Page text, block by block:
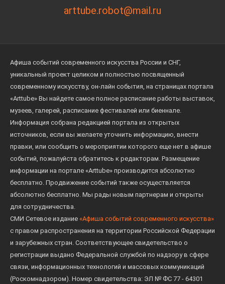
arttube.robot@mail.ru
Афиша событий современного искусства России и СНГ,
уникальный проект целиком и полностью посвященный
современному искусству, он-лайн события, на страницах портала
«Arttube» Вы найдете самое полное расписание работы выставок,
музеев, галерей, расписание фестивалей или биеннале.
Информация собрана редакцией портала из открытых
источников, если вы желаете уточнить информацию, внести
правки, или сообщить о мероприятии которого еще нет в афише
событий, пожалуйста обратитесь к редакторам. Размещение
информации на портале «Arttube» производится абсолютно
бесплатно. Продвижение событий также осуществляется
абсолютно бесплатно. Мы рады новым партнерам и открыты
для сотрудничества.
СМИ Сетевое издание «Афиша событий современного искусства»
с правом распространения на территории Российской Федерации
и зарубежных стран. Соответствующее свидетельство о
регистрации выдано Федеральной службой по надзору в сфере
связи, информационных технологий и массовых коммуникаций
(Роскомнадзором). Номер свидетельства: ЭЛ № ФС 77 - 64301